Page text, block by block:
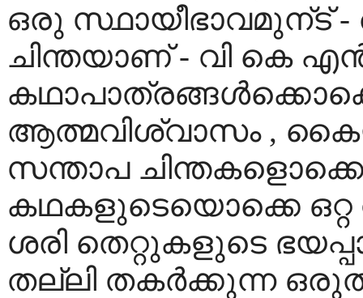
ഒരു
ചിന്തയാണ് - വി കെ
ആത്മവിശ്വാസം ,
സന്താപ
കഥകളുടെയൊക്കെ ഒറ്റ
ശരി തെറ്റുകളുടെ
തല്ലി തകര്‍ക്കുന്ന